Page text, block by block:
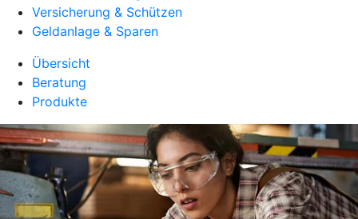
Versicherung & Schützen
Geldanlage & Sparen
Übersicht
Beratung
Produkte